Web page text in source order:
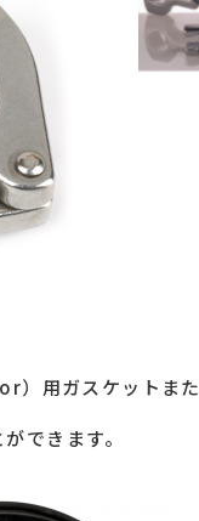
）用ガスケットま
できます。